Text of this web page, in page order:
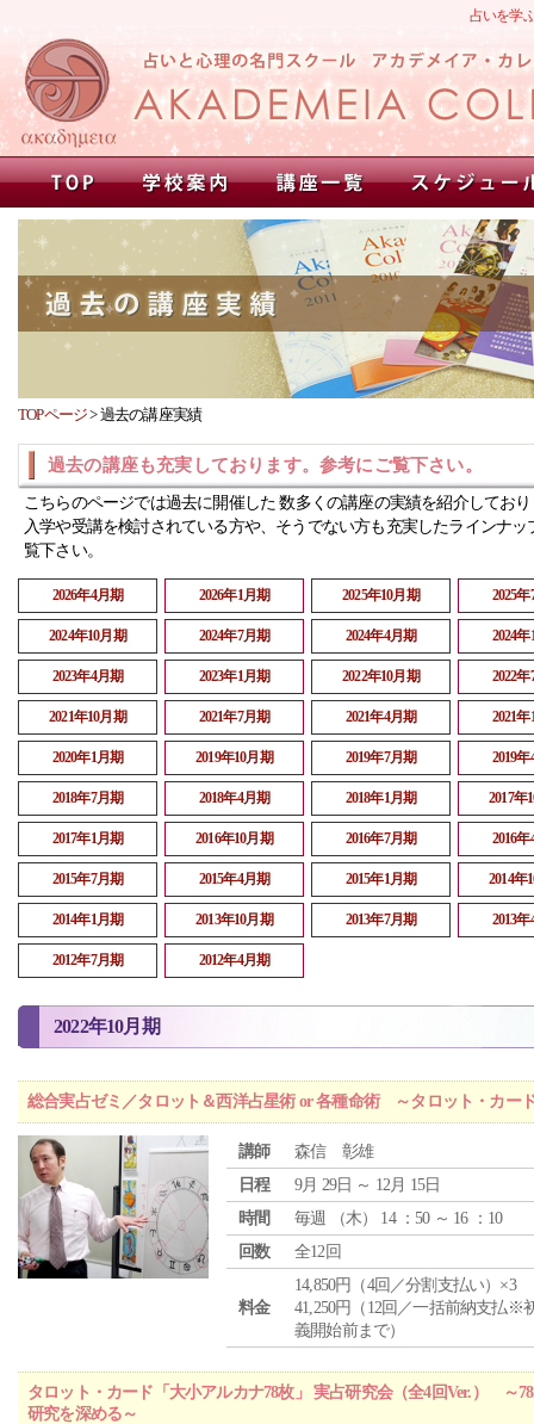
占いを学
TOPページ>過去の講座実績
過去の講座も充実しております。参考にご覧下さい。
こちらのページでは過去に開催した 数多くの講座の実績を紹介してお
入学や受講を検討されている方や、そうでない方も充実したラインナッ
覧下さい。
2026年4月期 2026年1月期 2025年10月期 2025
2024年10月期 2024年7月期 2024年4月期 2024
2023年4月期 2023年1月期 2022年10月期 2022
2021年10月期 2021年7月期 2021年4月期 2021
2020年1月期 2019年10月期 2019年7月期 2019
2018年7月期 2018年4月期 2018年1月期 2017年
2017年1月期 2016年10月期 2016年7月期 2016
2015年7月期 2015年4月期 2015年1月期 2014年
2014年1月期 2013年10月期 2013年7月期 2013
2012年7月期 2012年4月期
2022年10月期
総合実占ゼミ／タロット＆西洋占星術 or 各種命術 ～タロット・カー
講師
森信 彰雄
日程
9月 29日 ～ 12月 15日
時間
毎週 （木） 14 ：50 ～ 16 ：10
回数
全12回
料金
14,850円（4回／分割支払い）×3
41,250円（12回／一括前納支払※
義開始前まで）
タロット・カード「大小アルカナ78枚」 実占研究会（全4回Ver.） ～
研究を深める～